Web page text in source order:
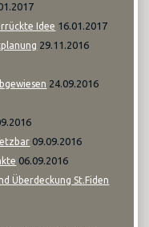
Idee 16.01.2017
29.11.2016
24.09.2016
09.09.2016
06.09.2016
Überdeckung St.Fiden